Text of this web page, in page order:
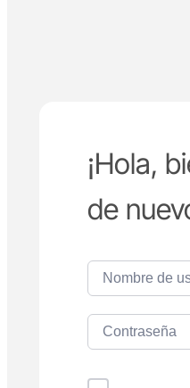
¡Hola,
de